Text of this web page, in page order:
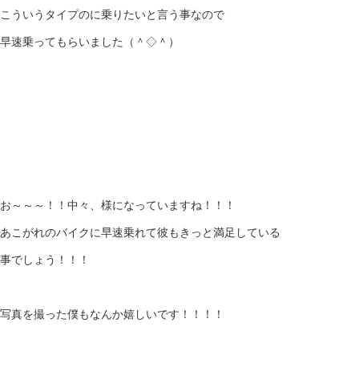
こういうタイプのに乗りたいと言う事なので
早速乗ってもらいました（＾◇＾）
お～～～！！中々、様になっていますね！！！
あこがれのバイクに早速乗れて彼もきっと満足している
事でしょう！！！
写真を撮った僕もなんか嬉しいです！！！！